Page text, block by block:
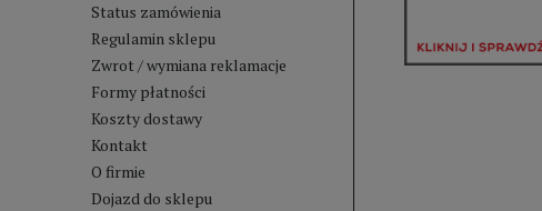
Status zamówienia
Regulamin sklepu
Zwrot / wymiana reklamacje
Formy płatności
Koszty dostawy
Kontakt
O firmie
Dojazd do sklepu